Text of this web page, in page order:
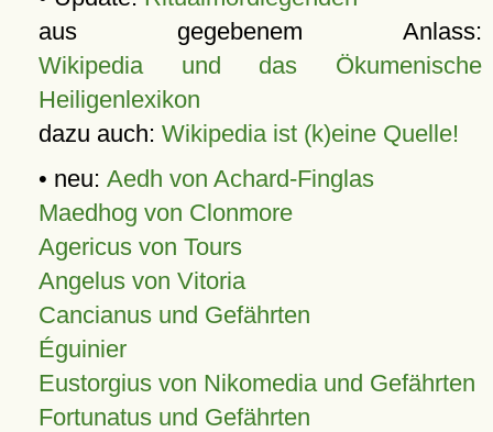
aus gegebenem Anlass:
Wikipedia und das Ökumenische
Heiligenlexikon
dazu auch: Wikipedia ist (k)eine Quelle!
• neu: Aedh von Achard-Finglas
Maedhog von Clonmore
Agericus von Tours
Angelus von Vitoria
Cancianus und Gefährten
Éguinier
Eustorgius von Nikomedia und Gefährten
Fortunatus und Gefährten